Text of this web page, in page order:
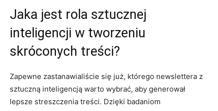
Jaka jest​ rola sztucznej
inteligencji ​w tworzeniu
skróconych treści?
Zapewne zastanawialiście się‌ już, którego newslettera‌ z
sztuczną inteligencją warto wybrać, aby generował
lepsze streszczenia treści. Dzięki badaniom⁤